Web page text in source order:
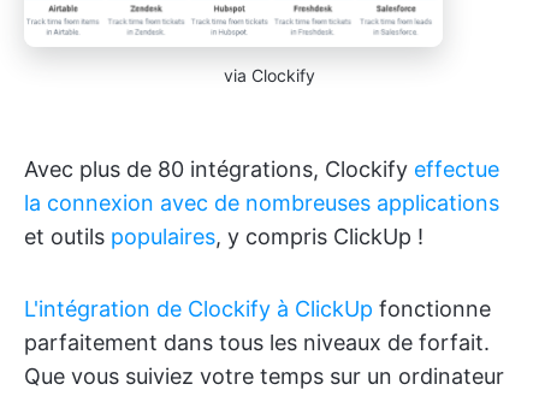
via Clockify
Avec plus de 80 intégrations, Clockify effectue
la connexion avec de nombreuses applications
et outils populaires, y compris ClickUp !
L'intégration de Clockify à ClickUp fonctionne
parfaitement dans tous les niveaux de forfait.
Que vous suiviez votre temps sur un ordinateur